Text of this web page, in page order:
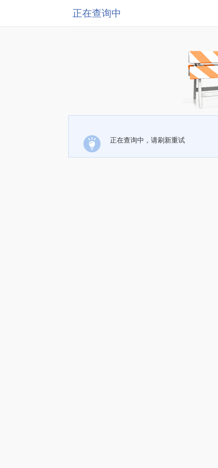
正在查询中
正在查询中，请刷新重试